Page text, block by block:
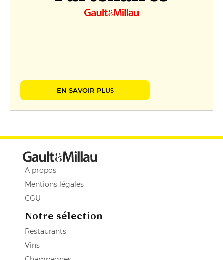
EN SAVOIR PLUS
A propos
Mentions légales
CGU
Notre sélection
Restaurants
Vins